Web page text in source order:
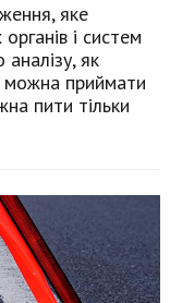
яке
і систем
аналізу, як
можна приймати
пити тільки